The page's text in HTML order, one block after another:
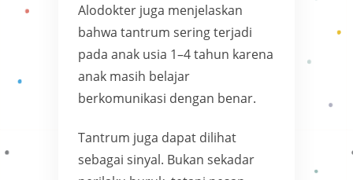
Alodokter juga menjelaskan
bahwa tantrum sering terjadi
pada anak usia 1–4 tahun karena
anak masih belajar
berkomunikasi dengan benar.
Tantrum juga dapat dilihat
sebagai sinyal. Bukan sekadar